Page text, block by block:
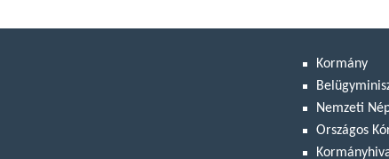
Kormány
Nemzeti
Országos